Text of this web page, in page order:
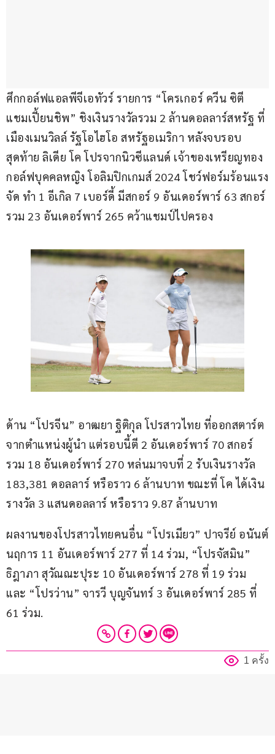
ศึกกอล์ฟแอลพีจีเอทัวร์ รายการ “โครเกอร์ ควีน ซิตี
แชมเปี้ยนชิพ” ชิงเงินรางวัลรวม 2 ล้านดอลลาร์สหรัฐ ที่
เมืองเมนวิลล์ รัฐโอไฮโอ สหรัฐอเมริกา หลังจบรอบ
สุดท้าย ลิเดีย โค โปรจากนิวซีแลนด์ เจ้าของเหรียญทอง
กอล์ฟบุคคลหญิง โอลิมปิกเกมส์ 2024 โชว์ฟอร์มร้อนแรง
จัด ทำ 1 อีเกิล 7 เบอร์ดี้ มีสกอร์ 9 อันเดอร์พาร์ 63 สกอร์
รวม 23 อันเดอร์พาร์ 265 คว้าแชมป์ไปครอง
ด้าน “โปรจีน” อาฒยา ฐิติกุล โปรสาวไทย ที่ออกสตาร์ต
จากตำแหน่งผู้นำ แต่รอบนี้ตี 2 อันเดอร์พาร์ 70 สกอร์
รวม 18 อันเดอร์พาร์ 270 หล่นมาจบที่ 2 รับเงินรางวัล
183,381 ดอลลาร์ หรือราว 6 ล้านบาท ขณะที่ โค ได้เงิน
รางวัล 3 แสนดอลลาร์ หรือราว 9.87 ล้านบาท
ผลงานของโปรสาวไทยคนอื่น “โปรเมียว” ปาจรีย์ อนันต์
นฤการ 11 อันเดอร์พาร์ 277 ที่ 14 ร่วม, “โปรจัสมิน”
ธิฎาภา สุวัณณะปุระ 10 อันเดอร์พาร์ 278 ที่ 19 ร่วม
และ “โปรว่าน” จารวี บุญจันทร์ 3 อันเดอร์พาร์ 285 ที่
61 ร่วม.
1 ครั้ง